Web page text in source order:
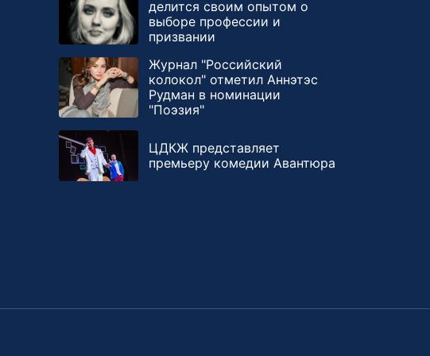
делится своим опытом о
выборе профессии и
призвании
Журнал "Российский
колокол" отметил Аннэтэс
Рудман в номинации
"Поэзия"
ЦДКЖ представляет
премьеру комедии Авантюра